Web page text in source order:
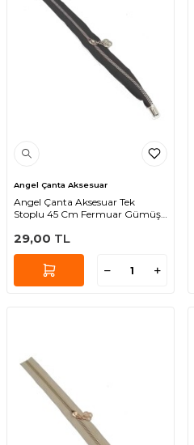
Angel Çanta Aksesuar
Angel Çanta Aksesuar Tek
Stoplu 45 Cm Fermuar Gümüş
29,00 TL